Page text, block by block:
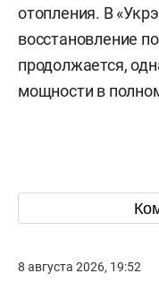
отопления. В
восстановление
продолжается,
мощности в
8 августа 2026, 19:52